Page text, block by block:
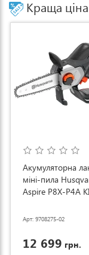
Краща ціна
Акумуляторна
міні-пила
Aspire P8X-P4A
Арт: 9708275-02
12 699 грн.